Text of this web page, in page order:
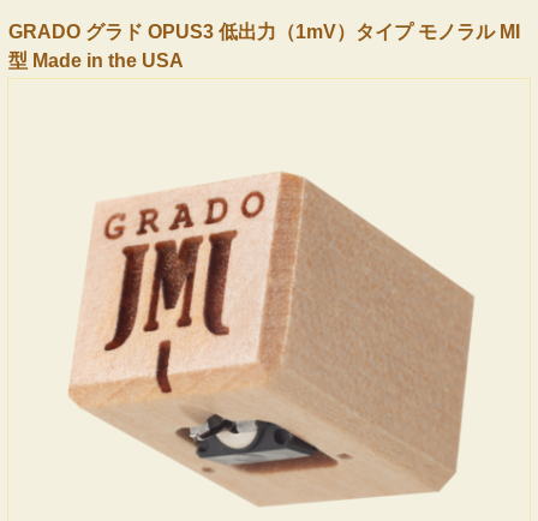
GRADO グラド OPUS3 低出力（1mV）タイプ モノラル MI
型 Made in the USA